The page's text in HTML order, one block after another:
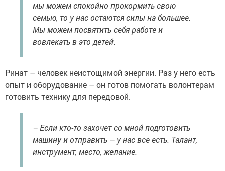
мы можем спокойно прокормить свою
семью, то у нас остаются силы на большее.
Мы можем посвятить себя работе и
вовлекать в это детей.
Ринат – человек неистощимой энергии. Раз у него есть
опыт и оборудование – он готов помогать волонтерам
готовить технику для передовой.
– Если кто-то захочет со мной подготовить
машину и отправить – у нас все есть. Талант,
инструмент, место, желание.